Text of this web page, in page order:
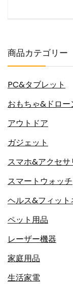
商品カテゴリー
PC&タブレット
おもちゃ&ドロー
アウトドア
ガジェット
スマホ&アクセサ
スマートウォッチ
ヘルス&フィット
ペット用品
レーザー機器
家庭用品
生活家電